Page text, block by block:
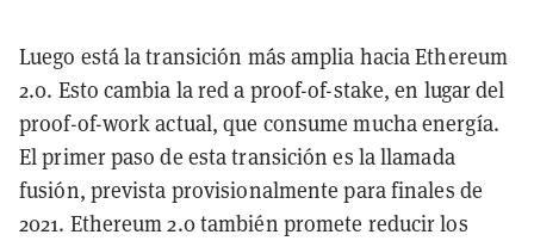
Luego está la transición más amplia hacia Ethereum
2.0. Esto cambia la red a proof-of-stake, en lugar del
proof-of-work actual, que consume mucha energía.
El primer paso de esta transición es la llamada
fusión, prevista provisionalmente para finales de
2021. Ethereum 2.0 también promete reducir los